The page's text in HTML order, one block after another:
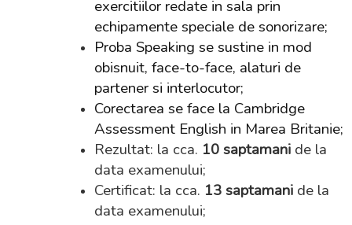
exercitiilor redate in sala prin
echipamente speciale de sonorizare;
Proba Speaking se sustine in mod
obisnuit, face-to-face, alaturi de
partener si interlocutor;
Corectarea se face la Cambridge
Assessment English in Marea Britanie;
Rezultat: la cca. 10 saptamani de la
data examenului;
Certificat: la cca. 13 saptamani de la
data examenului;